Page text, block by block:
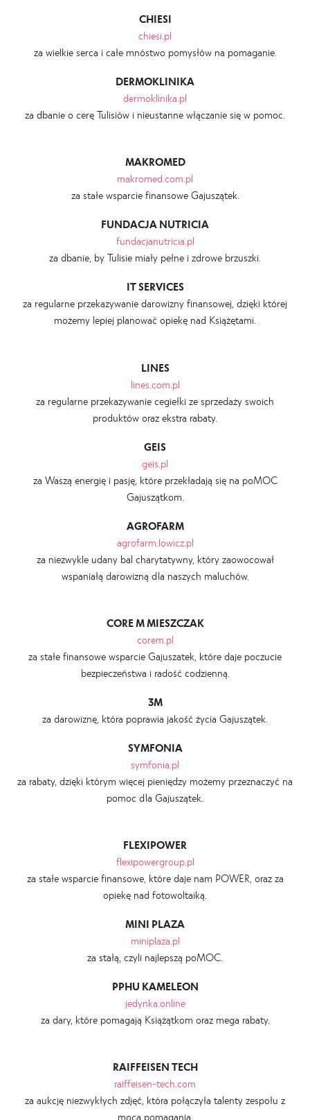
CHIESI
chiesi.pl
za wielkie serca i całe mnóstwo pomysłów na pomaganie.
DERMOKLINIKA
dermoklinika.pl
za dbanie o cerę Tulisiów i nieustanne włączanie się w pomoc.
MAKROMED
makromed.com.pl
za stałe wsparcie finansowe Gajuszątek.
FUNDACJA NUTRICIA
fundacjanutricia.pl
za dbanie, by Tulisie miały pełne i zdrowe brzuszki.
IT SERVICES
za regularne przekazywanie darowizny finansowej, dzięki której
możemy lepiej planować opiekę nad Książętami.
LINES
lines.com.pl
za regularne przekazywanie cegiełki ze sprzedaży swoich
produktów oraz ekstra rabaty.
GEIS
geis.pl
za Waszą energię i pasję, które przekładają się na poMOC
Gajuszątkom.
AGROFARM
agrofarm.lowicz.pl
za niezwykle udany bal charytatywny, który zaowocował
wspaniałą darowizną dla naszych maluchów.
CORE M MIESZCZAK
corem.pl
za stałe finansowe wsparcie Gajuszatek, które daje poczucie
bezpieczeństwa i radość codzienną.
3M
za darowiznę, która poprawia jakość życia Gajuszątek.
SYMFONIA
symfonia.pl
za rabaty, dzięki którym więcej pieniędzy możemy przeznaczyć na
pomoc dla Gajuszątek.
FLEXIPOWER
flexipowergroup.pl
za stałe wsparcie finansowe, które daje nam POWER, oraz za
opiekę nad fotowoltaiką.
MINI PLAZA
miniplaza.pl
za stałą, czyli najlepszą poMOC.
PPHU KAMELEON
jedynka.online
za dary, które pomagają Książątkom oraz mega rabaty.
RAIFFEISEN TECH
raiffeisen-tech.com
za aukcję niezwykłych zdjęć, która połączyła talenty zespołu z
mocą pomagania.